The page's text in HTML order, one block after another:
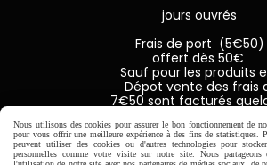
jours ouvrés
Frais de port (5€50)
offert dès 50€
Sauf pour les produits
Dépot vente des frais
7€50 sont facturés
Nous utilisons des cookies pour assurer le bon fonctionnement de
pour vous offrir une meilleure expérience à des fins de statistiques.
peuvent utiliser des cookies ou d'autres technologies pour
personnelles comme votre visite sur notre site. Nous partageons